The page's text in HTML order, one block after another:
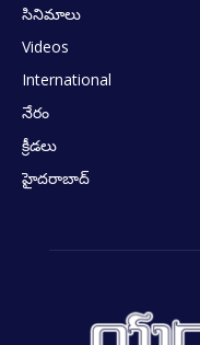
సినిమాలు
Videos
International
నేరం
క్రీడలు
హైదరాబాద్